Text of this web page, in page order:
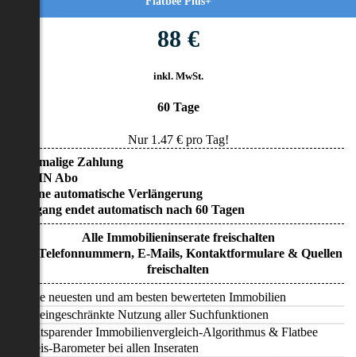
88 €
inkl. MwSt.
60 Tage
Nur 1.47€ pro Tag!
• Einmalige Zahlung
• KEIN Abo
• Keine automatische Verlängerung
• Zugang endet automatisch nach 60 Tagen
Alle Immobilieninserate freischalten
Alle Telefonnummern, E-Mails, Kontaktformulare & Quellen
freischalten
Alle neuesten und am besten bewerteten Immobilien
Uneingeschränkte Nutzung aller Suchfunktionen
Zeitsparender Immobilienvergleich-Algorithmus & Flatbee
Preis-Barometer bei allen Inseraten